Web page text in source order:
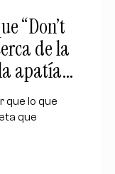
“Don’t
de la
apatía
que lo que
que